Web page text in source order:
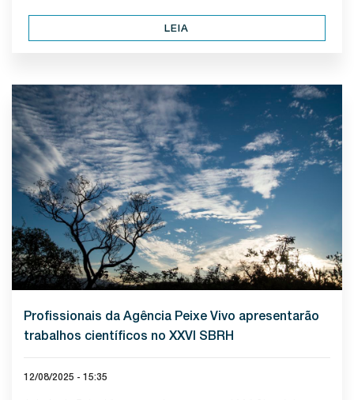
LEIA
Profissionais da Agência Peixe Vivo apresentarão
trabalhos científicos no XXVI SBRH
12/08/2025 - 15:35